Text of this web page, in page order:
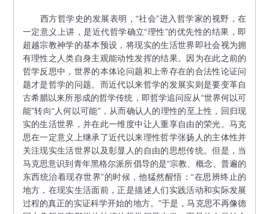
西方哲学史的发展表明，“社会”进入哲学家的视野，在
一定意义上讲，是近代哲学确立“理性”的优先性的结果，即
超越宗教神学的基本预设，将现实的生活世界即社会视为拥
有理性之人类自身主观能动性发挥的结果。因为在此之前的
哲学反思中，世界的本体论问题和上帝存在的合法性论证问
题才是哲学的问题。而近代以来哲学的发展实则是要变革自
古希腊以来所形成的哲学传统，即哲学追问应从“世界何以可
能”转向“人何以可能”，从而确认人的理性的至上性，回归现
实的生活世界，并在此一维度中让人重享自由的荣光。马克
思在一定意义上继承了近代以来理性哲学张扬人的主体性并
关注现实生活世界以及彰显人的自由的思想传统。但是，当
马克思意识到青年黑格尔派所倡导的是“宗教、概念、普遍的
东西统治着现存世界”的时候，他猛然醒悟：“在思辨终止的
地方，在现实生活面前，正是描述人们实践活动和实际发展
过程的真正的实证科学开始的地方。”于是，马克思不再像德